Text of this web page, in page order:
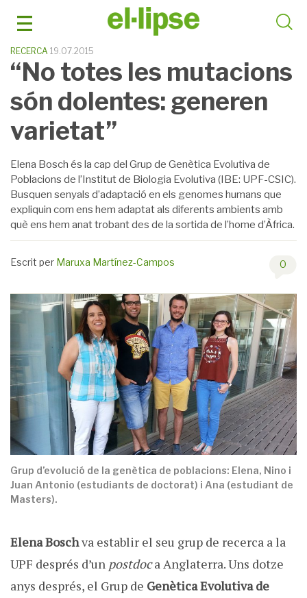
RECERCA 19.07.2015
“No totes les mutacions
són dolentes: generen
varietat”
Elena Bosch és la cap del Grup de Genètica Evolutiva de
Poblacions de l’Institut de Biologia Evolutiva (IBE: UPF-CSIC).
Busquen senyals d’adaptació en els genomes humans que
expliquin com ens hem adaptat als diferents ambients amb
què ens hem anat trobant des de la sortida de l’home d’Àfrica.
Escrit per Maruxa Martínez-Campos 0
Grup d’evolució de la genètica de poblacions: Elena, Nino i
Juan Antonio (estudiants de doctorat) i Ana (estudiant de
Masters).
Elena Boschva establir el seu grup de recerca a la
UPF després d’un postdoca Anglaterra. Uns dotze
anys després, el Grup de Genètica Evolutiva de